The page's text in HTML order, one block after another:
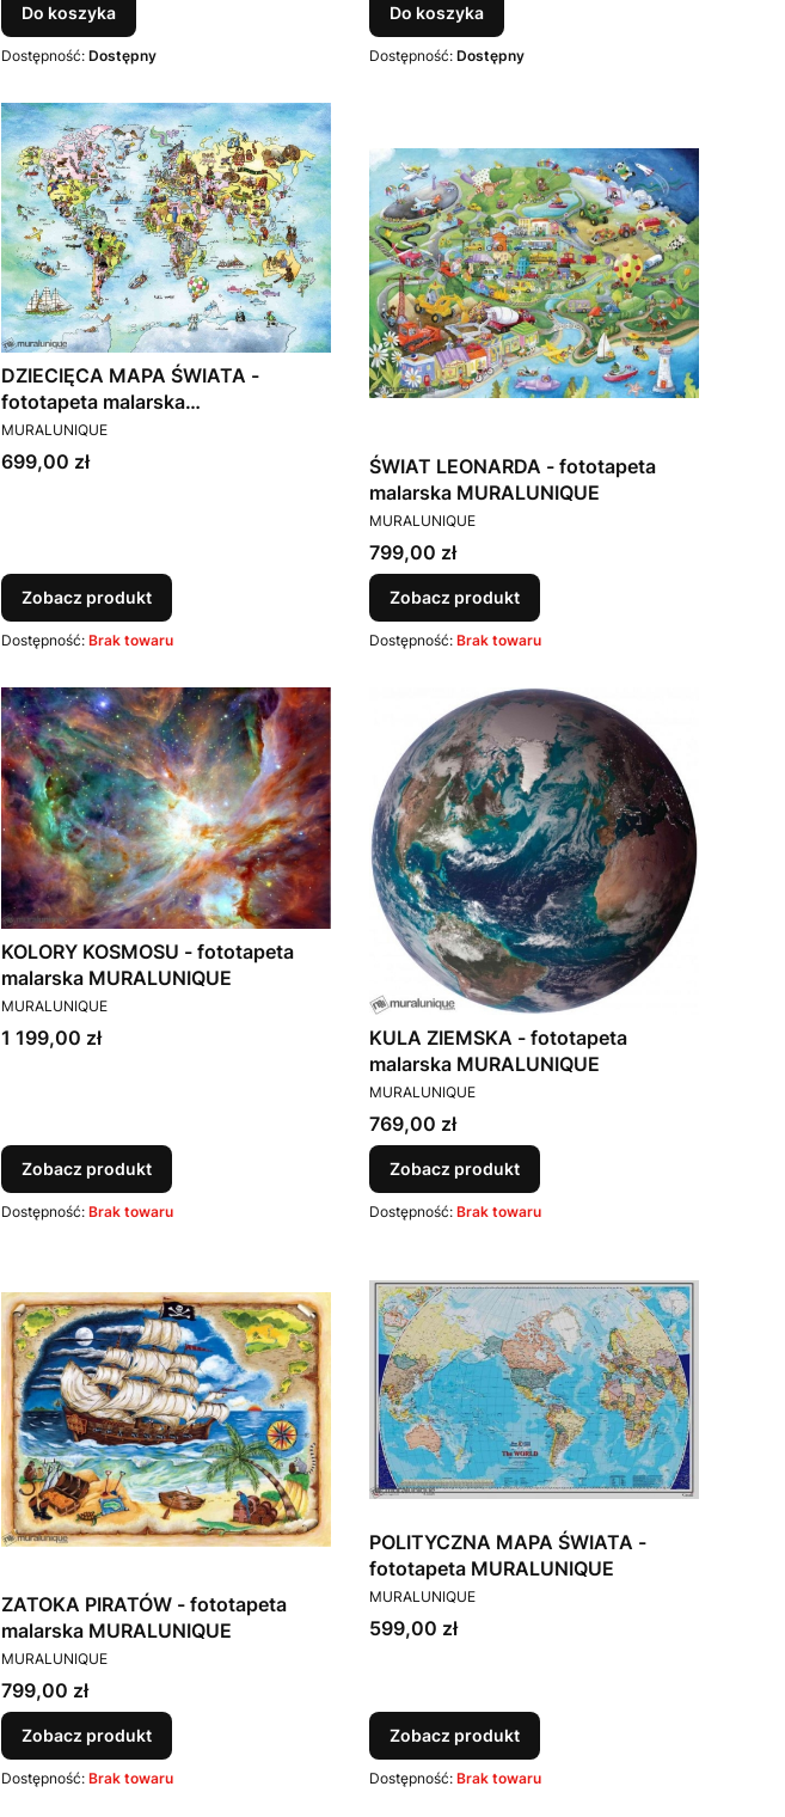
Do koszyka
Dostępność: Dostępny
Do koszyka
Dostępność: Dostępny
DZIECIĘCA MAPA ŚWIATA -
fototapeta malarska
MURALUNIQUE
PRODUCENT
MURALUNIQUE
Cena
699,00 zł
Zobacz produkt
Dostępność: Brak towaru
ŚWIAT LEONARDA - fototapeta
malarska MURALUNIQUE
PRODUCENT
MURALUNIQUE
Cena
799,00 zł
Zobacz produkt
Dostępność: Brak towaru
KOLORY KOSMOSU - fototapeta
malarska MURALUNIQUE
PRODUCENT
MURALUNIQUE
Cena
1 199,00 zł
Zobacz produkt
Dostępność: Brak towaru
KULA ZIEMSKA - fototapeta
malarska MURALUNIQUE
PRODUCENT
MURALUNIQUE
Cena
769,00 zł
Zobacz produkt
Dostępność: Brak towaru
ZATOKA PIRATÓW - fototapeta
malarska MURALUNIQUE
PRODUCENT
MURALUNIQUE
Cena
799,00 zł
Zobacz produkt
Dostępność: Brak towaru
POLITYCZNA MAPA ŚWIATA -
fototapeta MURALUNIQUE
PRODUCENT
MURALUNIQUE
Cena
599,00 zł
Zobacz produkt
Dostępność: Brak towaru